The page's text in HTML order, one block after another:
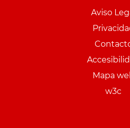
Aviso
Mapa
w3c